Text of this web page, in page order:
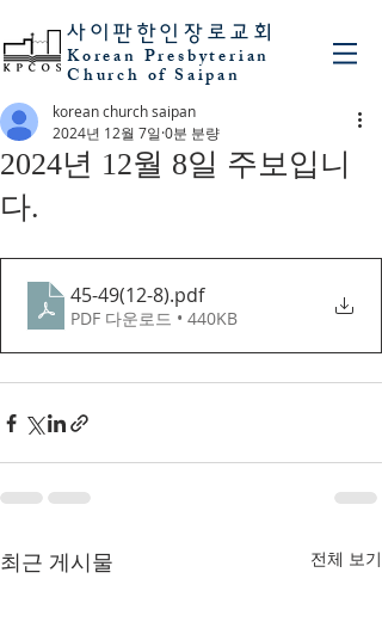
사이판 한인장로교회
Korean Presbyterian
Church of Saipan
2024년 12월 8일 주보입니
다.
korean church saipan
2024년 12월 7일 0분 분량
45-49(12-8).pdf
PDF 다운로드 • 440KB
최근 게시물 전체 보기